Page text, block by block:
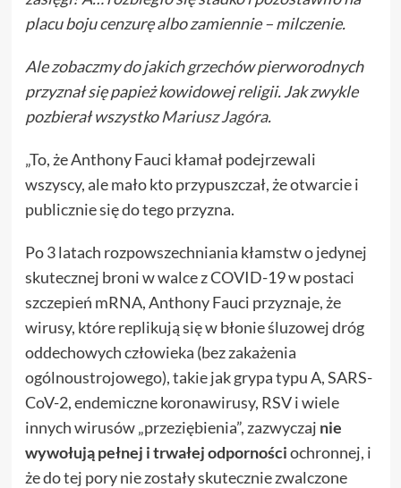
placu boju cenzurę albo zamiennie – milczenie.
Ale zobaczmy do jakich grzechów pierworodnych
przyznał się papież kowidowej religii. Jak zwykle
pozbierał wszystkoMariusz Jagóra.
„To, że Anthony Fauci kłamał podejrzewali
wszyscy, ale mało kto przypuszczał, że otwarcie i
publicznie się do tego przyzna.
Po 3 latach rozpowszechniania kłamstw o jedynej
skutecznej broni w walce z COVID-19 w postaci
szczepień mRNA, Anthony Fauci przyznaje, że
wirusy, które replikują się w błonie śluzowej dróg
oddechowych człowieka (bez zakażenia
ogólnoustrojowego), takie jak grypa typu A, SARS-
CoV-2, endemiczne koronawirusy, RSV i wiele
innych wirusów „przeziębienia”, zazwyczaj nie
wywołują pełnej i trwałej odpornościochronnej, i
że do tej pory nie zostały skutecznie zwalczone